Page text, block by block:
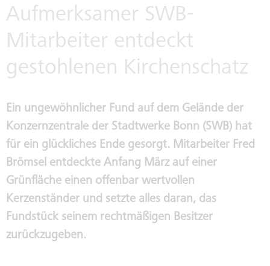
EINKAUFSBEDINGUNGEN
TARIFTREUE- UND
FAHRZEUGVERKAUF
IMMOBILIENVERKAUF /
VERMIETUNG
LEITBILD
KENNZAHLEN
GESCHÄFTSFÜHRUNG
AUFSICHTSRÄTE
PUBLIC COPORATE GOVERNANCE
KODEX
Aufmerksamer SWB-
Mitarbeiter entdeckt
gestohlenen Kirchenschatz
Ein ungewöhnlicher Fund auf dem Gelände der
Konzernzentrale der Stadtwerke Bonn (SWB) hat
für ein glückliches Ende gesorgt. Mitarbeiter Fred
Brömsel entdeckte Anfang März auf einer
Grünfläche einen offenbar wertvollen
Kerzenständer und setzte alles daran, das
Fundstück seinem rechtmäßigen Besitzer
zurückzugeben.